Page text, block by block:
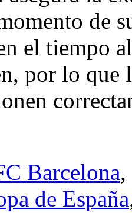
de
el tiempo
por lo que
Barcelona,
de España